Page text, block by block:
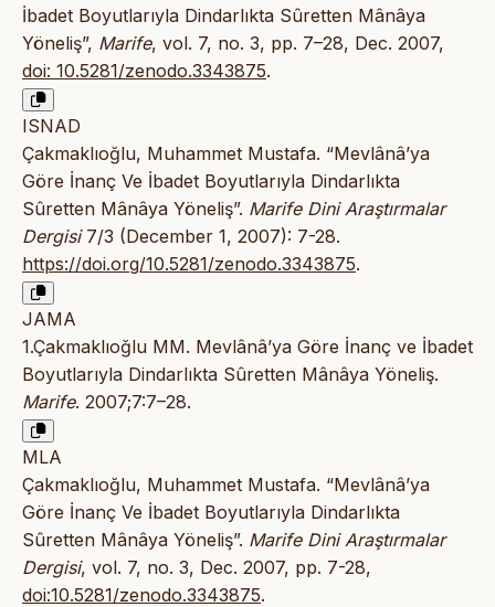
İbadet Boyutlarıyla Dindarlıkta Sûretten Mânâya
Yöneliş”, Marife, vol. 7, no. 3, pp. 7–28, Dec. 2007,
doi: 10.5281/zenodo.3343875.
ISNAD
Çakmaklıoğlu, Muhammet Mustafa. “Mevlânâ’ya
Göre İnanç Ve İbadet Boyutlarıyla Dindarlıkta
Sûretten Mânâya Yöneliş”. Marife Dini Araştırmalar
Dergisi7/3 (December 1, 2007): 7-28.
https://doi.org/10.5281/zenodo.3343875.
JAMA
1.Çakmaklıoğlu MM. Mevlânâ’ya Göre İnanç ve İbadet
Boyutlarıyla Dindarlıkta Sûretten Mânâya Yöneliş.
Marife. 2007;7:7–28.
MLA
Çakmaklıoğlu, Muhammet Mustafa. “Mevlânâ’ya
Göre İnanç Ve İbadet Boyutlarıyla Dindarlıkta
Sûretten Mânâya Yöneliş”. Marife Dini Araştırmalar
Dergisi, vol. 7, no. 3, Dec. 2007, pp. 7-28,
doi:10.5281/zenodo.3343875.